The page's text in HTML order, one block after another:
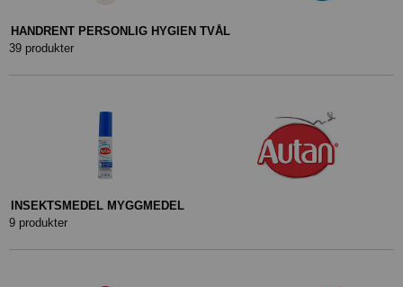
HANDRENT PERSONLIG HYGIEN TVÅL
39 produkter
INSEKTSMEDEL MYGGMEDEL
9 produkter